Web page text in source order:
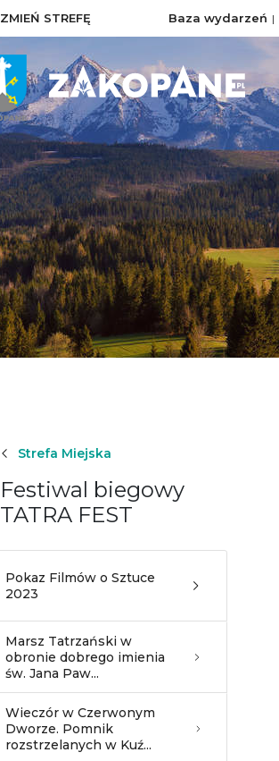
ZMIEŃ STREFĘ Baza wydarzeń
Strefa Miejska
Festiwal biegowy
TATRA FEST
Pokaz Filmów o Sztuce
2023
Marsz Tatrzański w
obronie dobrego imienia
św. Jana Paw...
Wieczór w Czerwonym
Dworze. Pomnik
rozstrzelanych w Kuź...